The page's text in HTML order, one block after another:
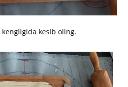
kesib oling.